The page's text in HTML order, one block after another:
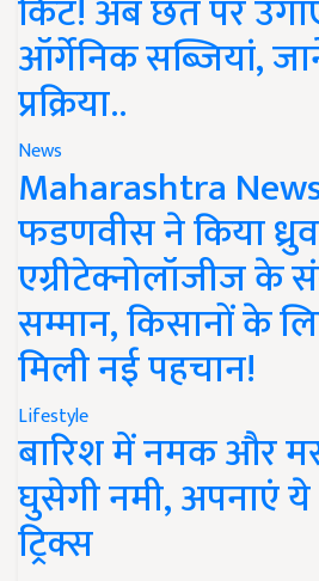
किट! अब छत पर
ऑर्गेनिक सब्जियां,
प्रक्रिया..
News
Maharashtra
फडणवीस ने किया ध्रुव
एग्रीटेक्नोलॉजीज के
सम्मान, किसानों के
मिली नई पहचान!
Lifestyle
बारिश में नमक और
घुसेगी नमी, अपनाएं
ट्रिक्स